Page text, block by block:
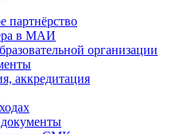
партнёрство
в МАИ
организации
аккредитация